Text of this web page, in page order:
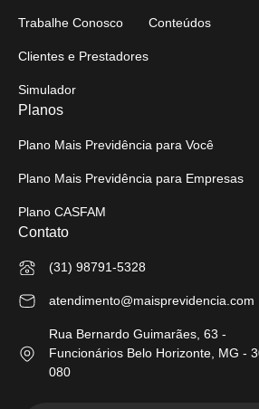
Trabalhe Conosco
Clientes e Prestadores
Simulador
Conteúdos
Planos
Plano Mais Previdência para Você
Plano Mais Previdência para Empresas
Plano CASFAM
Contato
(31) 98791-5328
atendimento@maisprevidencia.com
Rua Bernardo Guimarães, 63 -
Funcionários Belo Horizonte, MG -
080